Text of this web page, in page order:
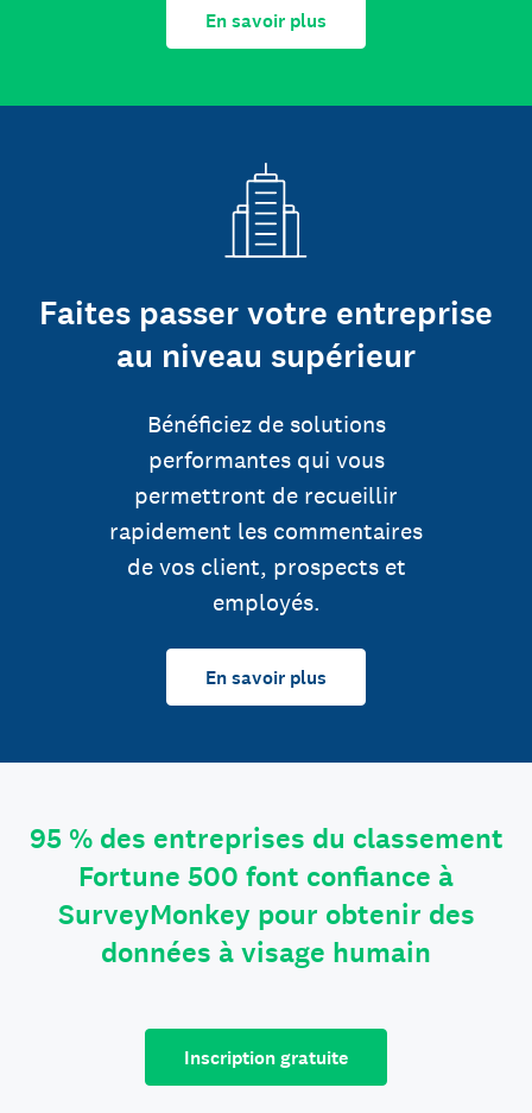
En savoir plus
Faites passer votre entreprise
au niveau supérieur
Bénéficiez de solutions
performantes qui vous
permettront de recueillir
rapidement les commentaires
de vos client, prospects et
employés.
En savoir plus
95 % des entreprises du classement
Fortune 500 font confiance à
SurveyMonkey pour obtenir des
données à visage humain
Inscription gratuite